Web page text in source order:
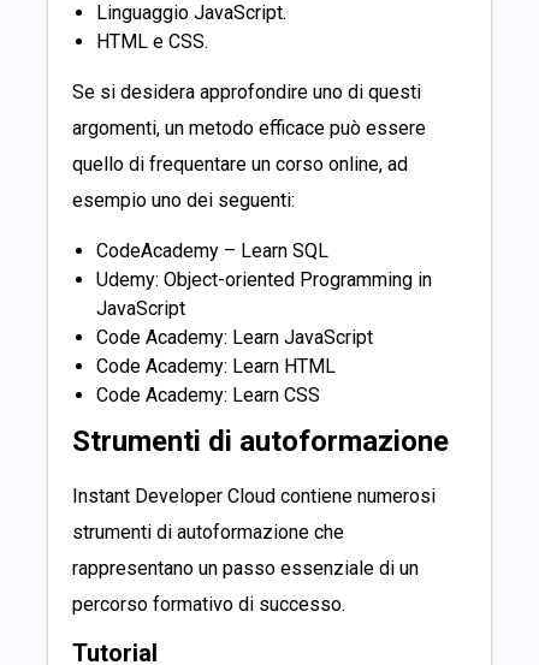
Linguaggio JavaScript.
HTML e CSS.
Se si desidera approfondire uno di questi
argomenti, un metodo efficace può essere
quello di frequentare un corso online, ad
esempio uno dei seguenti:
CodeAcademy – Learn SQL
Udemy: Object-oriented Programming in
JavaScript
Code Academy: Learn JavaScript
Code Academy: Learn HTML
Code Academy: Learn CSS
Strumenti di autoformazione
Instant Developer Cloud contiene numerosi
strumenti di autoformazione che
rappresentano un passo essenziale di un
percorso formativo di successo.
Tutorial